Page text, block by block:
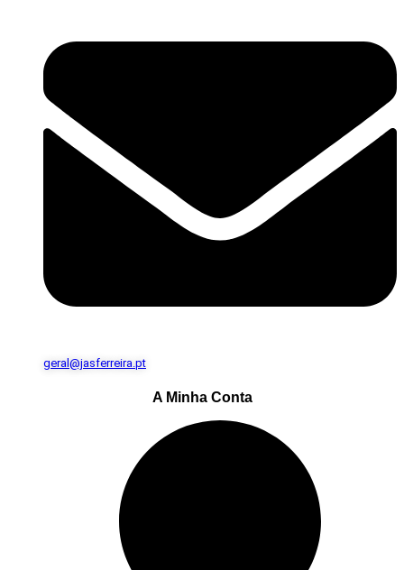
geral@jasferreira.pt
A Minha Conta